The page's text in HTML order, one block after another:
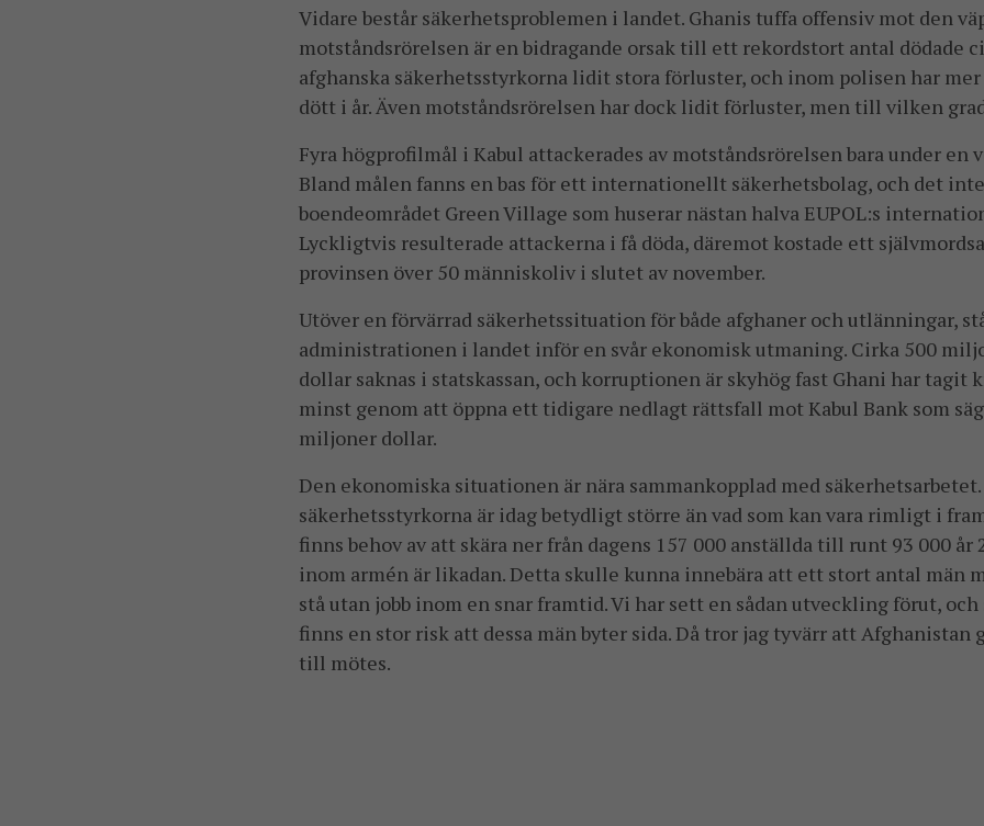
Vidare består säkerhetsproblemen i landet. Ghanis tuffa offensiv mot den
motståndsrörelsen är en bidragande orsak till ett rekordstort antal dödade
afghanska säkerhetsstyrkorna lidit stora förluster, och inom polisen har mer
dött i år. Även motståndsrörelsen har dock lidit förluster, men till vilken
Fyra högprofilmål i Kabul attackerades av motståndsrörelsen bara under en
Bland målen fanns en bas för ett internationellt säkerhetsbolag, och det
boendeområdet Green Village som huserar nästan halva EUPOL:s
Lyckligtvis resulterade attackerna i få döda, däremot kostade ett
provinsen över 50 människoliv i slutet av november.
Utöver en förvärrad säkerhetssituation för både afghaner och utlänningar,
administrationen i landet inför en svår ekonomisk utmaning. Cirka 500
dollar saknas i statskassan, och korruptionen är skyhög fast Ghani har tagit
minst genom att öppna ett tidigare nedlagt rättsfall mot Kabul Bank som
miljoner dollar.
Den ekonomiska situationen är nära sammankopplad med
säkerhetsstyrkorna är idag betydligt större än vad som kan vara rimligt i
finns behov av att skära ner från dagens 157 000 anställda till runt 93 000 år
inom armén är likadan. Detta skulle kunna innebära att ett stort antal män
stå utan jobb inom en snar framtid. Vi har sett en sådan utveckling förut,
finns en stor risk att dessa män byter sida. Då tror jag tyvärr att Afghanistan
till mötes.